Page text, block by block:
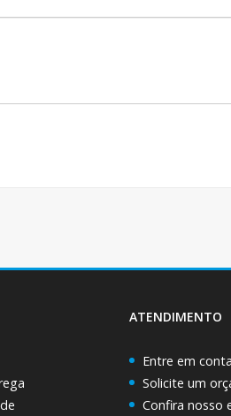
ATENDIMENTO
Entre em
Solicite um
Confira nosso